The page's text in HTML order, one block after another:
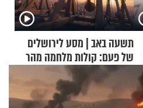
תשעה באב | מסע לירושלים
של פעם: קולות מלחמה מהר
הזיתים